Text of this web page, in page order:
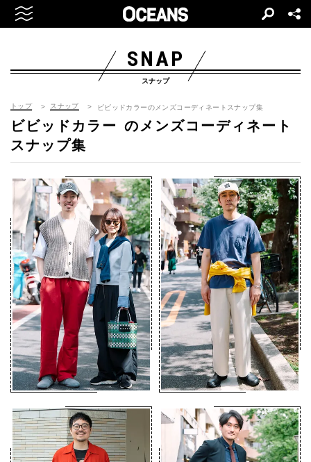
SNAP
スナップ
トップ スナップ ビビッドカラーのメンズコーディネートスナップ集
ビビッドカラー のメンズコーディネート
スナップ集